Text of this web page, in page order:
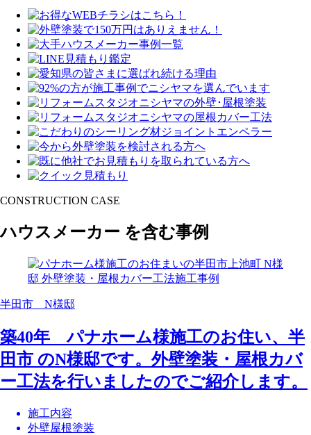
CONSTRUCTION CASE
ハウスメーカー を含む事例
半田市 N様邸
築40年 パナホーム様施工のお住い、半
田市 のN様邸です。外壁塗装・屋根カバ
ー工法を行いましたのでご紹介します。
施工内容
外壁屋根塗装